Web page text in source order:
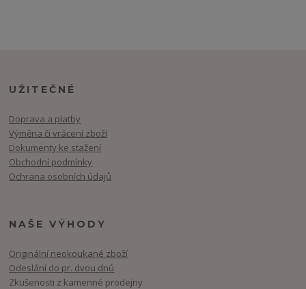
UŽITEČNÉ
Doprava a platby
Výměna či vrácení zboží
Dokumenty ke stažení
Obchodní podmínky
Ochrana osobních údajů
NAŠE VÝHODY
Originální neokoukané zboží
Odeslání do pr. dvou dnů
Zkušenosti z kamenné prodejny